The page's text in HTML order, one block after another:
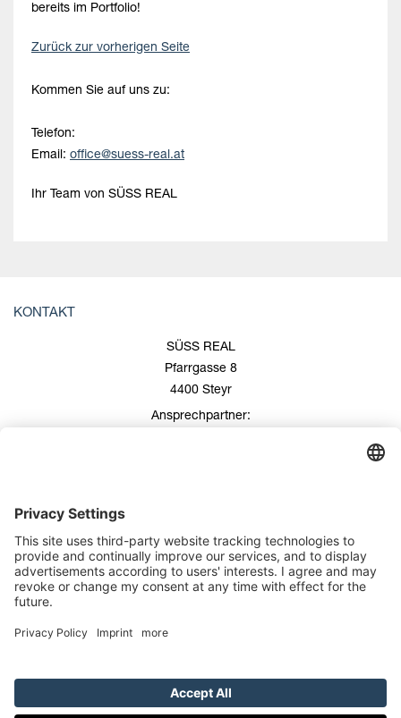
bereits im Portfolio!
Zurück zur vorherigen Seite
Kommen Sie auf uns zu:
Telefon:
Email: office@suess-real.at
Ihr Team von SÜSS REAL
KONTAKT
SÜSS REAL
Pfarrgasse 8
4400 Steyr
Ansprechpartner: